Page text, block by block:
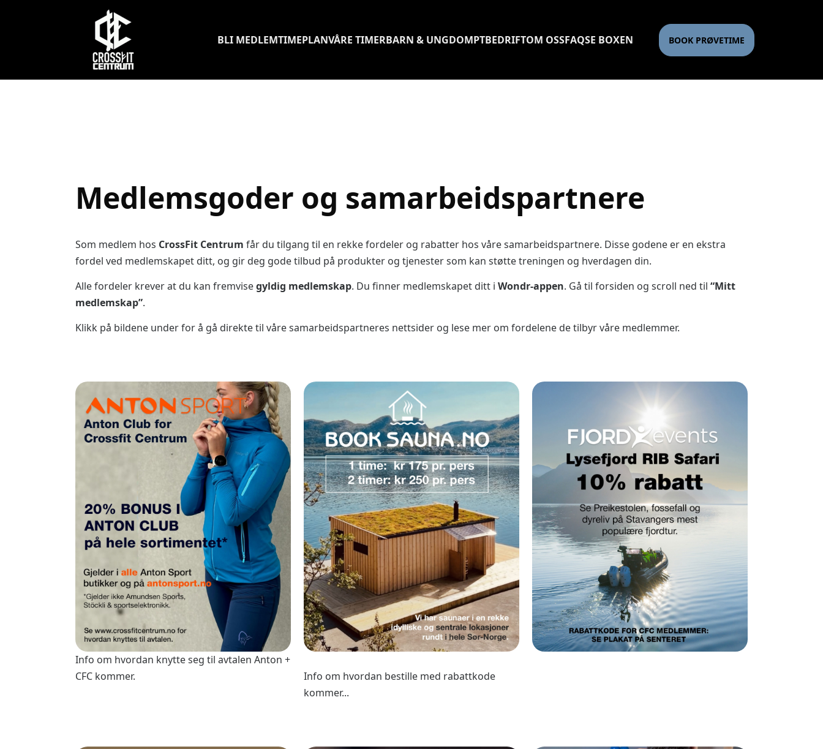
BLI MEDLEMTIMEPLANVÅRE TIMERBARN & UNGDOMPTBEDRIFTOM OSSFAQSE BOXEN BOOK PRØVETIME
Medlemsgoder og samarbeidspartnere
Som medlem hos CrossFit Centrum får du tilgang til en rekke fordeler og rabatter hos våre samarbeidspartnere. Disse godene er en ekstra
fordel ved medlemskapet ditt, og gir deg gode tilbud på produkter og tjenester som kan støtte treningen og hverdagen din.
Alle fordeler krever at du kan fremvisegyldig medlemskap. Du finner medlemskapet ditt i Wondr-appen. Gå til forsiden og scroll ned til “Mitt
medlemskap”.
Klikk på bildene under for å gå direkte til våre samarbeidspartneres nettsider og lese mer om fordelene de tilbyr våre medlemmer.
Info om hvordan knytte seg til avtalen Anton +
CFC kommer.
Info om hvordan bestille med rabattkode
kommer...